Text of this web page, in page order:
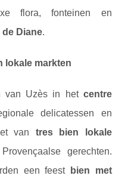
flora, fonteinen en
de Diane.
lokale markten
van Uzès in het centre
delicatessen en
van tres bien lokale
gerechten.
een feest
bien met